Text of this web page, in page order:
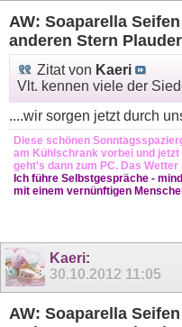
AW: Soaparella
anderen Stern
Zitat von Kaeri
Vlt. kennen viele der
....wir sorgen jetzt durch
Diese schönen
am Kühlschrank vorbei und
geht's dann zum PC. Das
Ich führe Selbstgespräche -
mit einem vernünftigen
Kaeri:
30.10.2012 11:05
AW: Soaparella